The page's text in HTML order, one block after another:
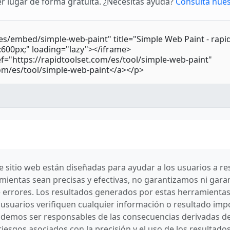
web están diseñadas para ayudar a los usuarios a
sean precisas y efectivas, no garantizamos ni
Los resultados generados por estas
verifiquen cualquier información o resultado
ser responsables de las consecuencias derivadas